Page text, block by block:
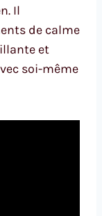
Il
de calme
et
soi-même